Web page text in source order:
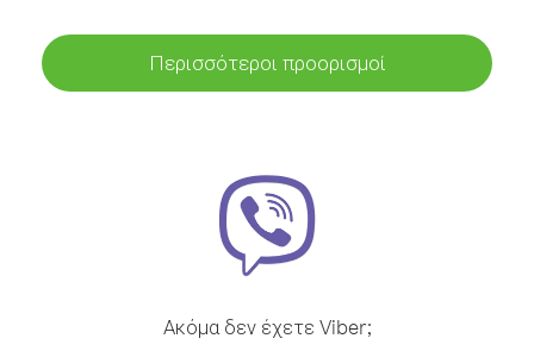
Περισσότεροι προορισμοί
Ακόμα δεν έχετε Viber;